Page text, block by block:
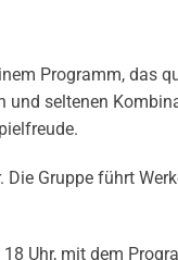
Programm, das
und seltenen
Gruppe führt
Uhr, mit dem